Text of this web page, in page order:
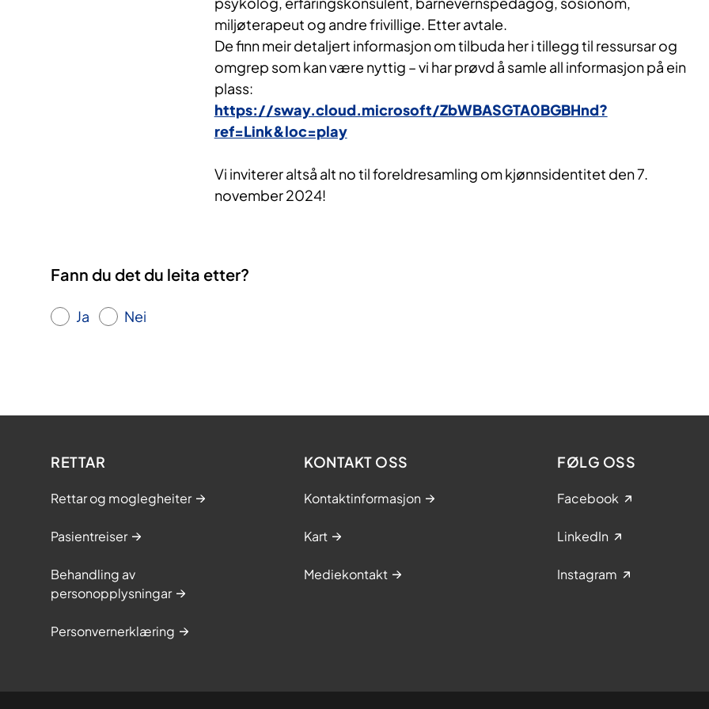
miljøterapeut og andre frivillige. Etter avtale.
De finn meir detaljert informasjon om tilbuda her i tillegg til ressursar og
omgrep som kan være nyttig – vi har prøvd å samle all informasjon på ein
plass:
https://sway.cloud.microsoft/ZbWBASGTA0BGBHnd?
ref=Link&loc=play
Vi inviterer altså alt no til foreldresamling om kjønnsidentitet den 7.
november 2024!
Fann du det du leita etter?
Ja Nei
RETTAR
Rettar og moglegheiter
Pasientreiser
Behandling av
personopplysningar
Personvernerklæring
KONTAKT OSS
Kontaktinformasjon
Kart
Mediekontakt
FØLG OSS
Facebook
LinkedIn
Instagram